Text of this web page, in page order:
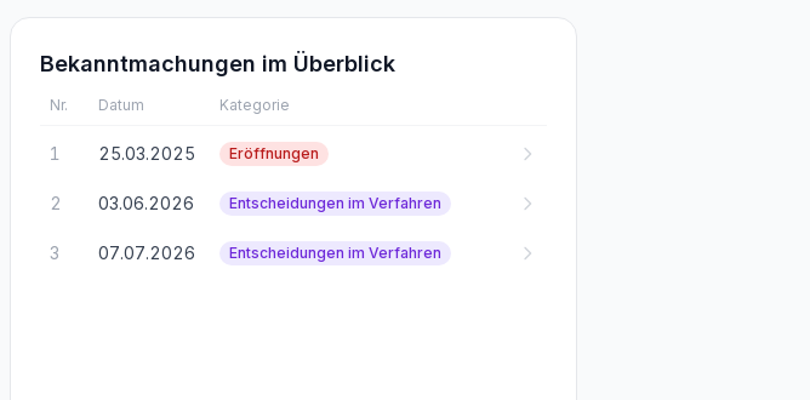
Bekanntmachungen im Überblick
Nr. Datum Kategorie
1 25.03.2025 Eröffnungen
2 03.06.2026 Entscheidungen im Verfahren
3 07.07.2026 Entscheidungen im Verfahren